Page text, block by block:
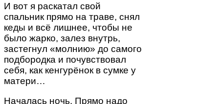
И вот я раскатал свой
спальник прямо на траве, снял
кеды и всё лишнее, чтобы не
было жарко, залез внутрь,
застегнул «молнию» до самого
подбородка и почувствовал
себя, как кенгурёнок в сумке у
матери…
Началась ночь. Прямо надо